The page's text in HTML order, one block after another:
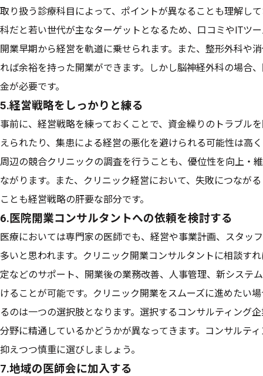
取り扱う診療科目によって、ポイントが異なることも理解し
科だと若い世代が主なターゲットとなるため、口コミやITツ
開業早期から経営を軌道に乗せられます。また、整形外科や
れば余裕を持った開業ができます。しかし脳神経外科の場合
金が必要です。
5.経営戦略をしっかりと練る
事前に、経営戦略を練っておくことで、資金繰りのトラブル
えられたり、集患による経営の悪化を避けられる可能性は高
周辺の競合クリニックの調査を行うことも、優位性を向上・
ながります。また、クリニック経営において、失敗につなが
ことも経営戦略の肝要な部分です。
6.医院開業コンサルタントへの依頼を検討する
医療においては専門家の医師でも、経営や事業計画、スタッ
多いと思われます。クリニック開業コンサルタントに相談す
定などのサポート、開業後の業務改善、人事管理、新システ
けることが可能です。クリニック開業をスムーズに進めたい
るのは一つの選択肢となります。選択するコンサルティング
分野に精通しているかどうかが異なってきます。コンサルテ
抑えつつ慎重に選びしましょう。
7.地域の医師会に加入する